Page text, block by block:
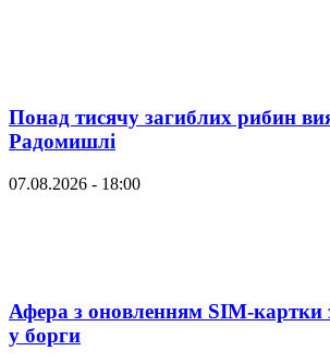
Понад тисячу загиблих рибин
Радомишлі
07.08.2026 - 18:00
Афера з оновленням SIM-картки
у борги